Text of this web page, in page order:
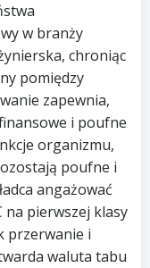
w branży
chroniąc
pomiędzy
zapewnia,
i poufne
organizmu,
poufne i
angażować
na pierwszej klasy
przerwanie i
waluta tabu